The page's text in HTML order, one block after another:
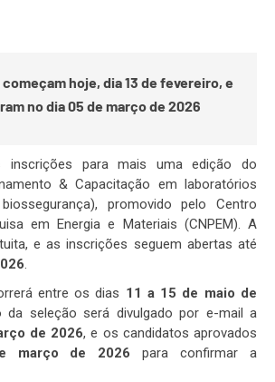
hoje, dia 13 de fevereiro, e
no dia 05 de março de 2026
inscrições para mais uma edição do
& Capacitação em laboratórios
promovido pelo Centro
em Energia e Materiais (CNPEM). A
e as inscrições seguem abertas até
.
entre os dias 11 a 15 de maio de
da seleção será divulgado por e-mail a
de 2026, e os candidatos aprovados
março de 2026 para confirmar a